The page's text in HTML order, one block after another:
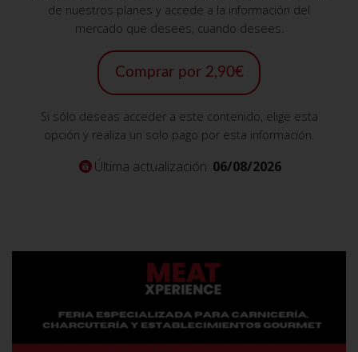
de nuestros planes y accede a la información del
mercado que desees, cuando desees.
Comprar por 2,90€
Si sólo deseas acceder a este contenido, elige esta
opción y realiza un solo pago por esta información.
Última actualización: 06/08/2026